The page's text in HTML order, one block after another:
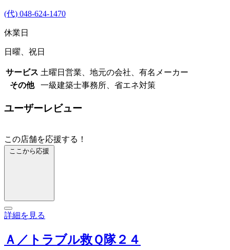
(代) 048-624-1470
休業日
日曜、祝日
サービス 土曜日営業、地元の会社、有名メーカー
その他
一級建築士事務所、省エネ対策
ユーザーレビュー
この店舗を応援する！
ここから応援
詳細を見る
Ａ／トラブル救Ｑ隊２４